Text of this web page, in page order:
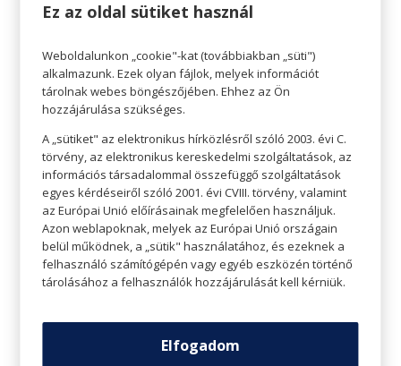
Dr. Hevesi Krisztina, egészségfejlesztő
szakpszichológus, egyetemi oktató.
Végzettsége szerint közgazdász, újságíró,
pszichológus és pszichológia tanár, sport-,
egészségfejlesztő és
szexuálszakpszichológus. Az ELTE PPK
Személyiség és Egészségpszichológiai
kutatási területe: a stressz és megküzdés,
Ez az oldal sütiket használ
Weboldalunkon „cookie"-kat (továbbiakban „süti")
alkalmazunk. Ezek olyan fájlok, melyek információt
tárolnak webes böngészőjében. Ehhez az Ön
hozzájárulása szükséges.
A „sütiket" az elektronikus hírközlésről szóló 2003. évi C.
törvény, az elektronikus kereskedelmi szolgáltatások, az
információs társadalommal összefüggő szolgáltatások
egyes kérdéseiről szóló 2001. évi CVIII. törvény, valamint
az Európai Unió előírásainak megfelelően használjuk.
Azon weblapoknak, melyek az Európai Unió országain
belül működnek, a „sütik" használatához, és ezeknek a
felhasználó számítógépén vagy egyéb eszközén történő
tárolásához a felhasználók hozzájárulását kell kérniük.
Elfogadom